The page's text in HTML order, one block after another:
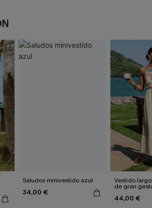
Saludos minivestido azul
34,00 €
Vestido
de gran
44,00 €